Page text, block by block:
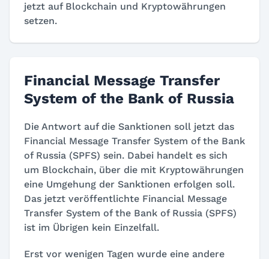
jetzt auf Blockchain und Kryptowährungen
setzen.
Financial Message Transfer
System of the Bank of Russia
Die Antwort auf die Sanktionen soll jetzt das
Financial Message Transfer System of the Bank
of Russia (SPFS) sein. Dabei handelt es sich
um Blockchain, über die mit Kryptowährungen
eine Umgehung der Sanktionen erfolgen soll.
Das jetzt veröffentlichte Financial Message
Transfer System of the Bank of Russia (SPFS)
ist im Übrigen kein Einzelfall.
Erst vor wenigen Tagen wurde eine andere